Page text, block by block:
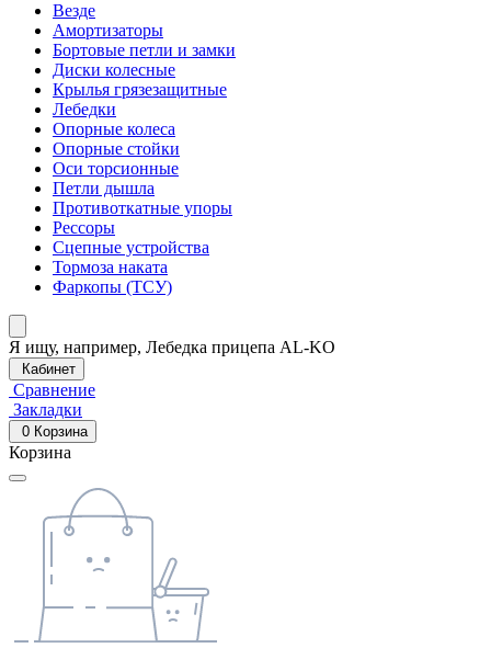
Везде
Амортизаторы
Бортовые петли и замки
Диски колесные
Крылья грязезащитные
Лебедки
Опорные колеса
Опорные стойки
Оси торсионные
Петли дышла
Противоткатные упоры
Рессоры
Сцепные устройства
Тормоза наката
Фаркопы (ТСУ)
Я ищу, например, Лебедка прицепа AL-KO
Кабинет
Сравнение
Закладки
0 Корзина
Корзина